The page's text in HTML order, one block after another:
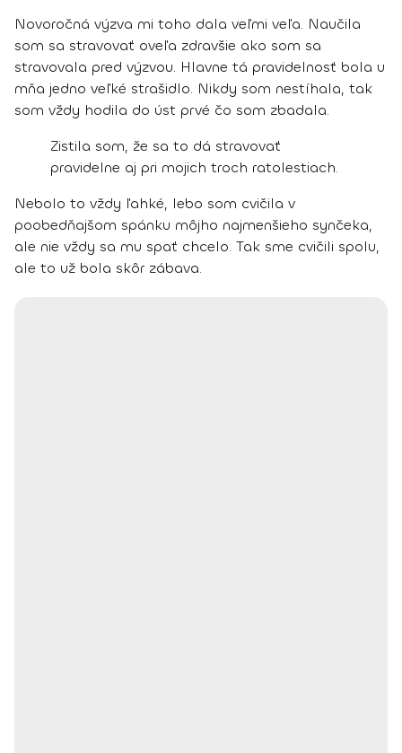
Novoročná výzva mi toho dala veľmi veľa. Naučila
som sa stravovať oveľa zdravšie ako som sa
stravovala pred výzvou. Hlavne tá pravidelnosť bola u
mňa jedno veľké strašidlo. Nikdy som nestíhala, tak
som vždy hodila do úst prvé čo som zbadala.
Zistila som, že sa to dá stravovať
pravidelne aj pri mojich troch ratolestiach.
Nebolo to vždy ľahké, lebo som cvičila v
poobedňajšom spánku môjho najmenšieho synčeka,
ale nie vždy sa mu spať chcelo. Tak sme cvičili spolu,
ale to už bola skôr zábava.